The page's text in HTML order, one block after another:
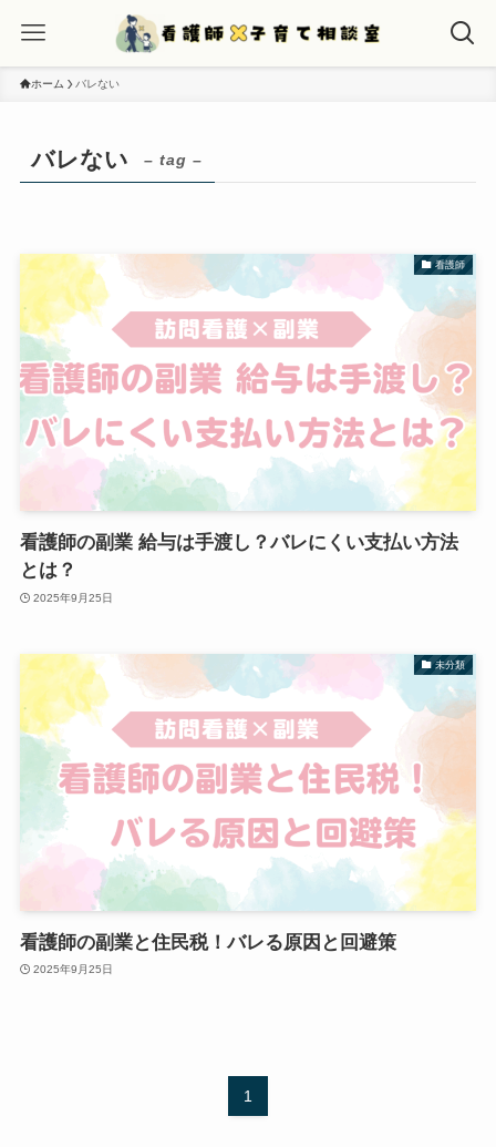
ホーム バレない
バレない – tag –
看護師
看護師の副業 給与は手渡し？バレにくい支払い方法
とは？
2025年9月25日
未分類
看護師の副業と住民税！バレる原因と回避策
2025年9月25日
1